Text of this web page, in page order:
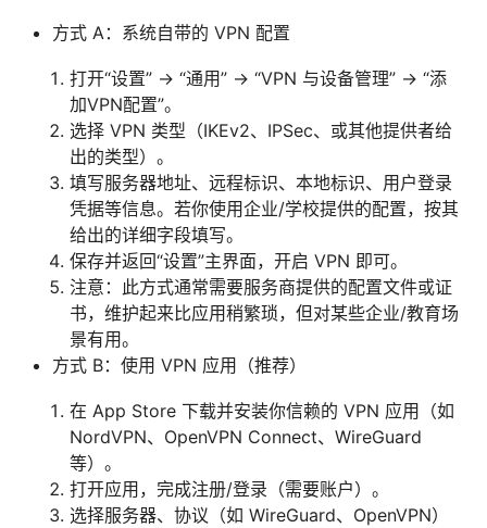
方式 A：系统自带的 VPN 配置
打开“设置” → “通用” → “VPN 与设备管理” → “添
加VPN配置”。
选择 VPN 类型（IKEv2、IPSec、或其他提供者给
出的类型）。
填写服务器地址、远程标识、本地标识、用户登录
凭据等信息。若你使用企业/学校提供的配置，按其
给出的详细字段填写。
保存并返回“设置”主界面，开启 VPN 即可。
注意：此方式通常需要服务商提供的配置文件或证
书，维护起来比应用稍繁琐，但对某些企业/教育场
景有用。
方式 B：使用 VPN 应用（推荐）
在 App Store 下载并安装你信赖的 VPN 应用（如
NordVPN、OpenVPN Connect、WireGuard
等）。
打开应用，完成注册/登录（需要账户）。
选择服务器、协议（如 WireGuard、OpenVPN）